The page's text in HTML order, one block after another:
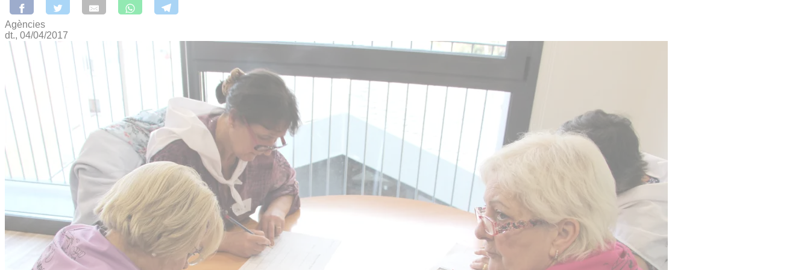
Agències
dt., 04/04/2017